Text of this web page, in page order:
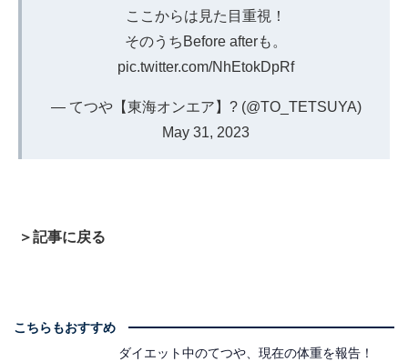
ここからは見た目重視！
そのうちBefore afterも。
pic.twitter.com/NhEtokDpRf
— てつや【東海オンエア】? (@TO_TETSUYA)
May 31, 2023
＞記事に戻る
こちらもおすすめ
ダイエット中のてつや、現在の体重を報告！